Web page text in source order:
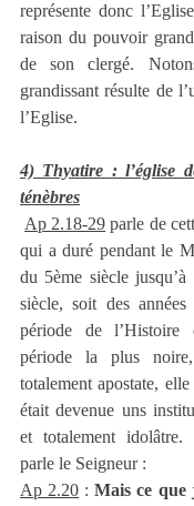
représente donc
raison du pouvoir
de son clergé.
grandissant résulte de
l’Eglise.
4) Thyatire : l’église
ténèbres
Ap 2.18-29 parle de
qui a duré pendant le
du 5ème siècle
siècle, soit des
période de l’Histoire
période la plus
totalement apostate,
était devenue uns
et totalement
parle le Seigneur :
Ap 2.20 : Mais ce que